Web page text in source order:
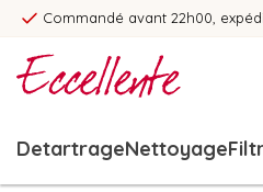
Commandé avant 22h00,
DetartrageNettoyage